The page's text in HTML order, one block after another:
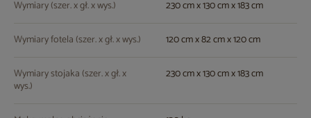
Wymiary (szer. x gł. x wys.) 230 cm x 130 cm x 183 cm
Wymiary fotela (szer. x gł. x wys.) 120 cm x 82 cm x 120 cm
Wymiary stojaka (szer. x gł. x
wys.)
230 cm x 130 cm x 183 cm